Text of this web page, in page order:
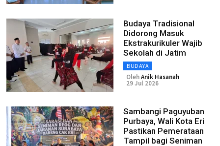
Budaya Tradisional
Didorong Masuk
Ekstrakurikuler Wajib
Sekolah di Jatim
BUDAYA
OlehAnik Hasanah
29 Jul 2026
Sambangi Paguyuban
Purbaya, Wali Kota Eri
Pastikan Pemerataan
Tampil bagi Seniman